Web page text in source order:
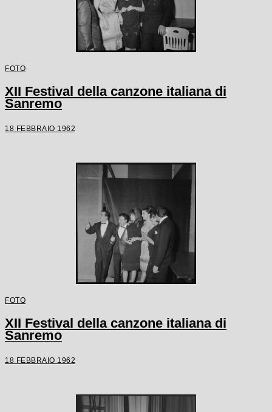
FOTO
XII Festival della canzone italiana di
Sanremo
18 FEBBRAIO 1962
FOTO
XII Festival della canzone italiana di
Sanremo
18 FEBBRAIO 1962